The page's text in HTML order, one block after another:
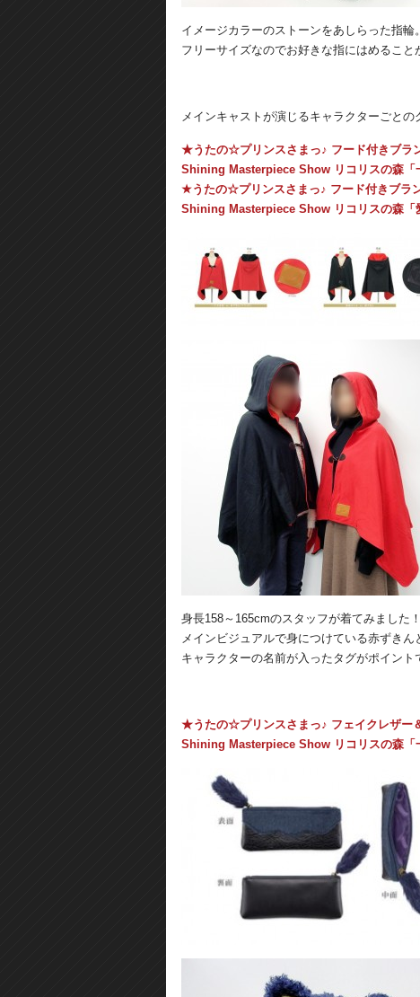
イメージカラーのストーンをあしらった指輪。
フリーサイズなのでお好きな指にはめること
メインキャストが演じるキャラクターごとの
★うたの☆プリンスさまっ♪ フード付きブラ
Shining Masterpiece Show リコリスの森「
★うたの☆プリンスさまっ♪ フード付きブラ
Shining Masterpiece Show リコリスの森「
身長158～165cmのスタッフが着てみました！
メインビジュアルで身につけている赤ずきん
キャラクターの名前が入ったタグがポイント
★うたの☆プリンスさまっ♪ フェイクレザー
Shining Masterpiece Show リコリスの森「